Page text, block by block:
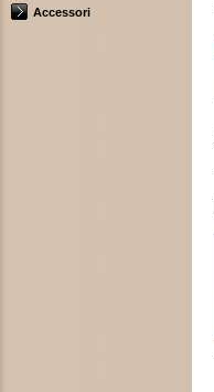
Accessori